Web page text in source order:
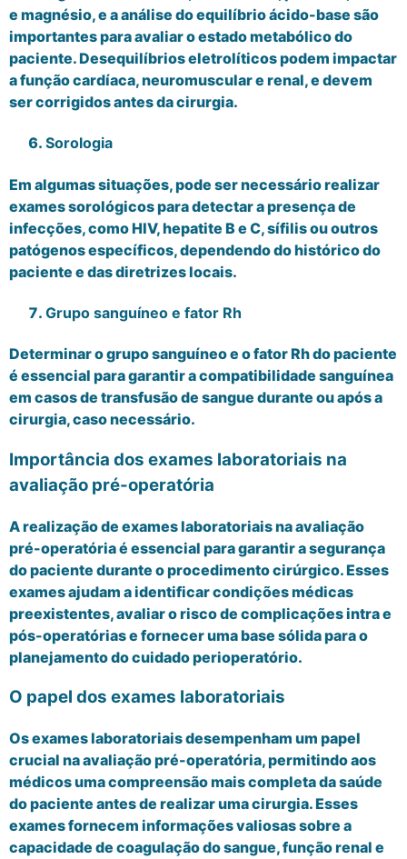
e magnésio, e a análise do equilíbrio ácido-base são
importantes para avaliar o estado metabólico do
paciente. Desequilíbrios eletrolíticos podem impactar
a função cardíaca, neuromuscular e renal, e devem
ser corrigidos antes da cirurgia.
Sorologia
Em algumas situações, pode ser necessário realizar
exames sorológicos para detectar a presença de
infecções, como HIV, hepatite B e C, sífilis ou outros
patógenos específicos, dependendo do histórico do
paciente e das diretrizes locais.
Grupo sanguíneo e fator Rh
Determinar o grupo sanguíneo e o fator Rh do paciente
é essencial para garantir a compatibilidade sanguínea
em casos de transfusão de sangue durante ou após a
cirurgia, caso necessário.
Importância dos exames laboratoriais na
avaliação pré-operatória
A realização de exames laboratoriais na avaliação
pré-operatória é essencial para garantir a segurança
do paciente durante o procedimento cirúrgico. Esses
exames ajudam a identificar condições médicas
preexistentes, avaliar o risco de complicações intra e
pós-operatórias e fornecer uma base sólida para o
planejamento do cuidado perioperatório.
O papel dos exames laboratoriais
Os exames laboratoriais desempenham um papel
crucial na avaliação pré-operatória, permitindo aos
médicos uma compreensão mais completa da saúde
do paciente antes de realizar uma cirurgia. Esses
exames fornecem informações valiosas sobre a
capacidade de coagulação do sangue, função renal e